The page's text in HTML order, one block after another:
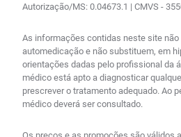
Autorização/MS: 0.04673.1 | CMVS -
As informações contidas neste site não
automedicação e não substituem, em
orientações dadas pelo profissional da
médico está apto a diagnosticar
prescrever o tratamento adequado. Ao
médico deverá ser consultado.